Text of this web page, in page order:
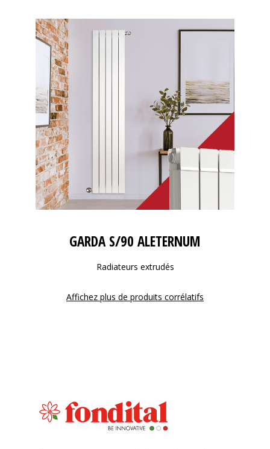
GARDA S/90 ALETERNUM
Radiateurs extrudés
Affichez plus de produits corrélatifs